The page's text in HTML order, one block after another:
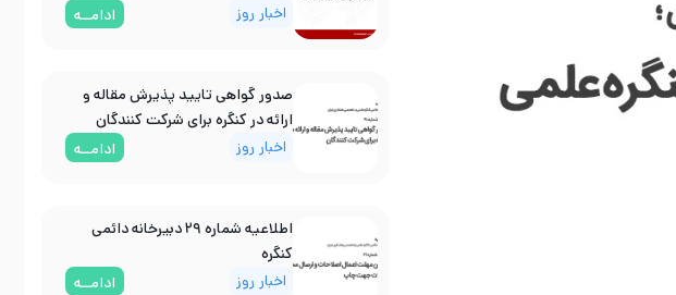
اخبار روز
ادامــه
صدور گواهی تایید پذیرش مقاله و
ارائه در کنگره برای شرکت کنندگان
اخبار روز
ادامــه
اطلاعیه شماره ۲۹ دبیرخانه دائمی
کنگره
اخبار روز
ادامــه